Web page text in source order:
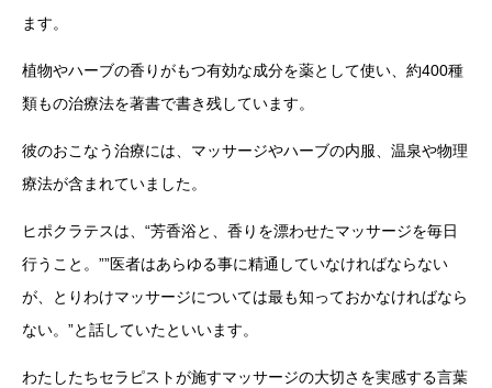
ます。
植物やハーブの香りがもつ有効な成分を薬として使い、約400種
類もの治療法を著書で書き残しています。
彼のおこなう治療には、マッサージやハーブの内服、温泉や物理
療法が含まれていました。
ヒポクラテスは、“芳香浴と、香りを漂わせたマッサージを毎日
行うこと。””医者はあらゆる事に精通していなければならない
が、とりわけマッサージについては最も知っておかなければなら
ない。”と話していたといいます。
わたしたちセラピストが施すマッサージの大切さを実感する言葉